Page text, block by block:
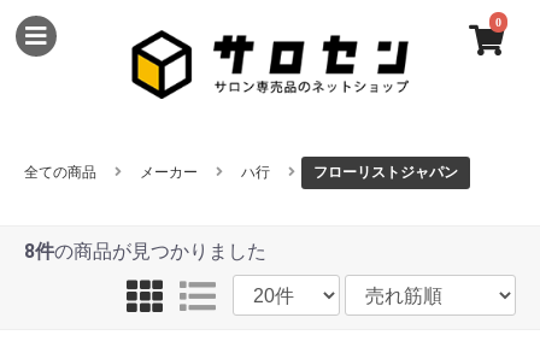
0
全ての商品 メーカー ハ行 フローリストジャパン
8件の商品が見つかりました